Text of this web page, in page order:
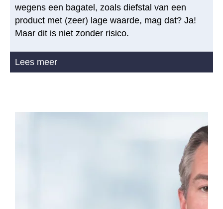
wegens een bagatel, zoals diefstal van een
product met (zeer) lage waarde, mag dat? Ja!
Maar dit is niet zonder risico.
Lees meer